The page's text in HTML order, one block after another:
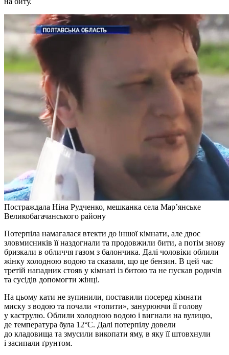
Постраждала Ніна Рудченко, мешканка села Мар’янське
Великобагачанського району
Потерпіла намагалася втекти до іншої кімнати, але двоє
зловмисників її наздогнали та продовжили бити, а потім знову
бризкали в обличчя газом з балончика. Далі чоловіки облили
жінку холодною водою та сказали, що це бензин. В цей час
третій нападник стояв у кімнаті із битою та не пускав родичів
та сусідів допомогти жінці.
На цьому кати не зупинили, поставили посеред кімнати
миску з водою та почали «топити», занурюючи її голову
у каструлю. Облили холодною водою і вигнали на вулицю,
де температура була 12°C. Далі потерпілу довели
до кладовища та змусили викопати яму, в яку її штовхнули
і засипали ґрунтом.